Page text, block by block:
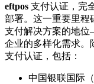
eftpos 支付认证，完
部署。这一重要里程
支付解决方案的地
企业的多样化需求。
支付认证，包括：
中国银联国际